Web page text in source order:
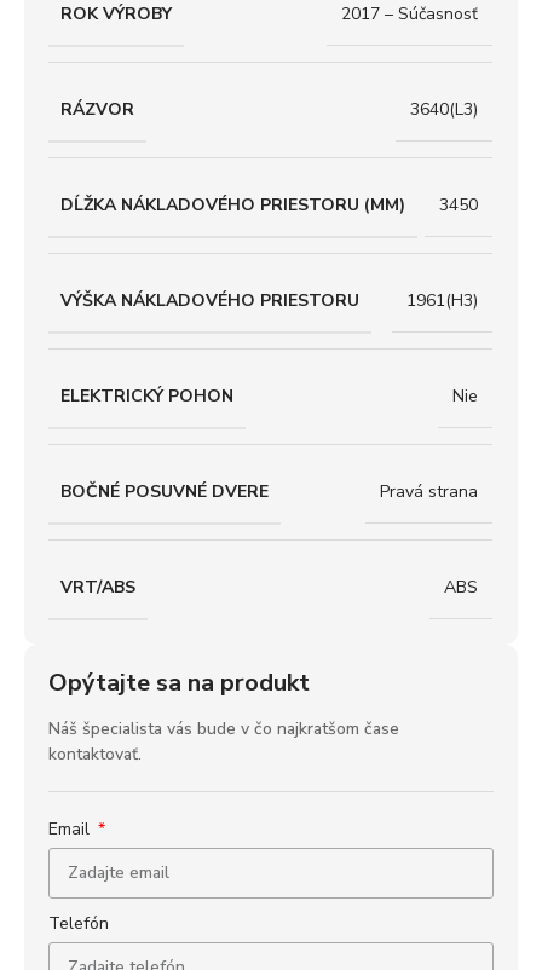
ROK VÝROBY 2017 – Súčasnosť
RÁZVOR 3640(L3)
DĹŽKA NÁKLADOVÉHO PRIESTORU (MM) 3450
VÝŠKA NÁKLADOVÉHO PRIESTORU 1961(H3)
ELEKTRICKÝ POHON Nie
BOČNÉ POSUVNÉ DVERE Pravá strana
VRT/ABS ABS
Opýtajte sa na produkt
Náš špecialista vás bude v čo najkratšom čase
kontaktovať.
Email
Telefón